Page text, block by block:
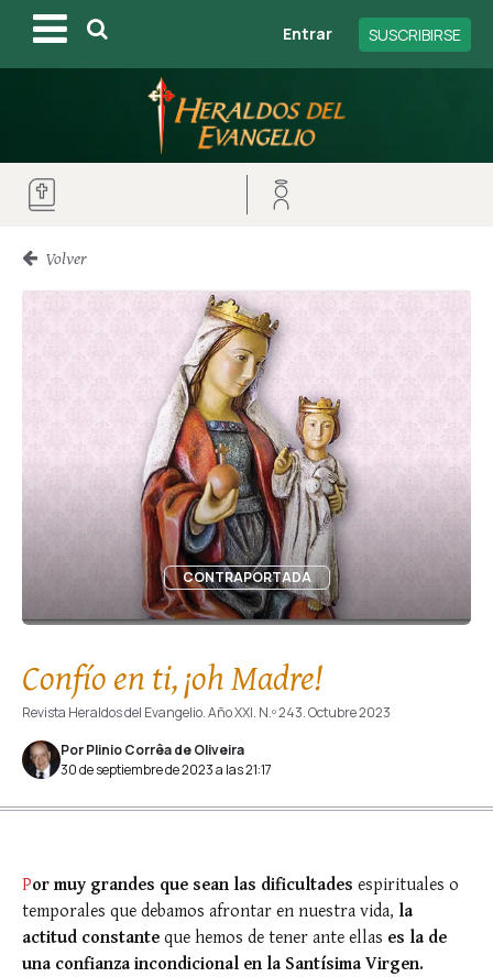
Entrar SUSCRIBIRSE
Volver
CONTRAPORTADA
Confío en ti, ¡oh Madre!
Revista Heraldos del Evangelio. Año XXI. N.º 243. Octubre 2023
Por Plinio Corrêa de Oliveira
30 de septiembre de 2023 a las 21:17
Por muy grandes que sean las dificultades espirituales o
temporales que debamos afrontar en nuestra vida, la
actitud constanteque hemos de tener ante ellas es la de
una confianza incondicional en la Santísima Virgen.